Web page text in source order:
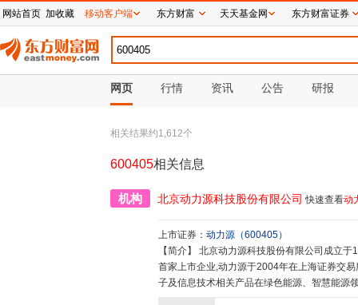
网页 行情 资讯 公告 研报
相关结果约1,612个
600405相关信息
机构 北京动力源科技股份有限公司 快速查看动
上市证券： 动力源 （600405）
【简介】
首家上市企业,动力源于2004年在上海证券交
子及信息技术相关产品在绿色能源、智慧能源
网站首页 加收藏 移动客户端 东方财富 天天基金网 东方财富证券